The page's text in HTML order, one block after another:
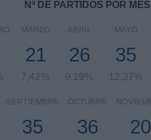
Nº DE PARTIDOS POR MES
MARZO
21
7,42%
ABRIL
26
9,19%
MAYO
35
12,37%
SEPTIEMBRE
35
OCTUBRE
36 20